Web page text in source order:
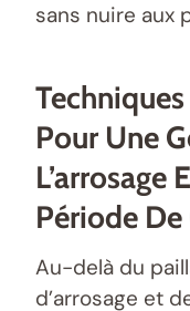
sans nuire aux
Pour Une
L’arrosage
Période
Au-delà du
d’arrosage et